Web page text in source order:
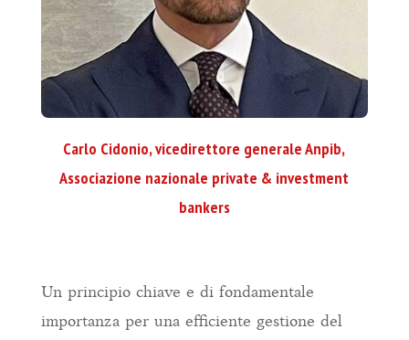
Carlo Cidonio, vicedirettore generale Anpib,
Associazione nazionale private & investment
bankers
Un principio chiave e di fondamentale
importanza per una efficiente gestione del